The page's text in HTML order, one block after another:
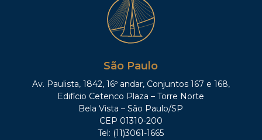
São Paulo
Av. Paulista, 1842, 16º andar, Conjuntos 167 e 168,
Edifício Cetenco Plaza – Torre Norte
Bela Vista – São Paulo/SP
CEP 01310-200
Tel: (11)3061-1665